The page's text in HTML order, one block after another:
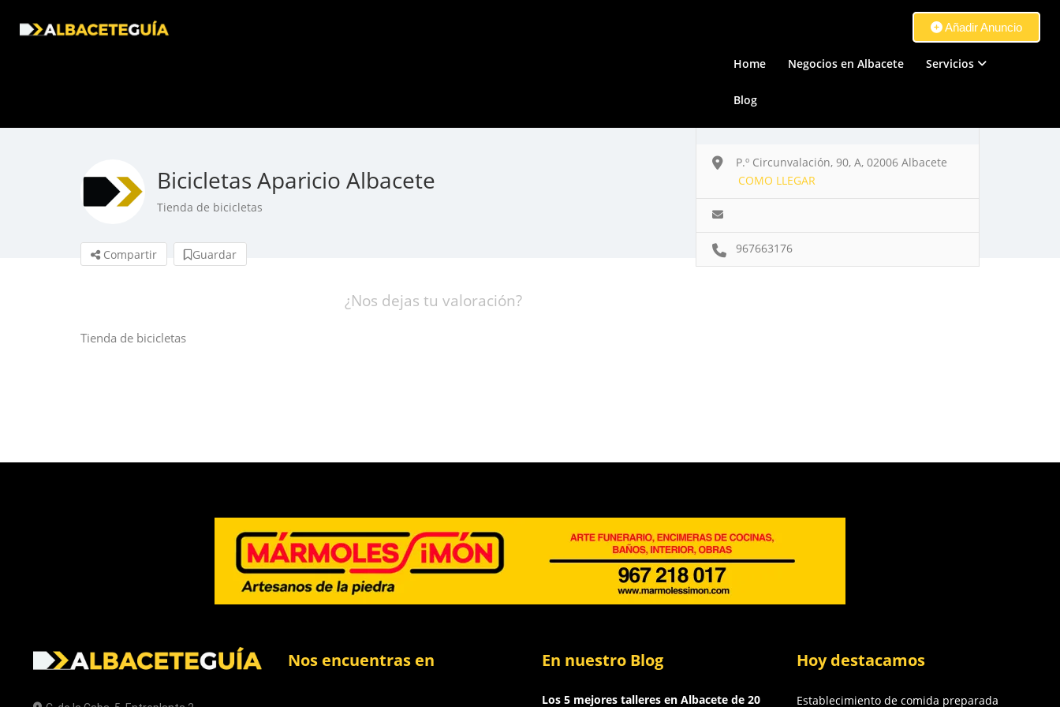
Añadir Anuncio
Home Negocios en Albacete Servicios
Blog
Bicicletas Aparicio Albacete
Tienda de bicicletas
Compartir Guardar
¿Nos dejas tu valoración?
Tienda de bicicletas
P.º Circunvalación, 90, A, 02006 Albacete
COMO LLEGAR
967663176
Nos encuentras en En nuestro Blog
Los 5 mejores talleres en Albacete de 20
Hoy destacamos
Establecimiento de comida preparada